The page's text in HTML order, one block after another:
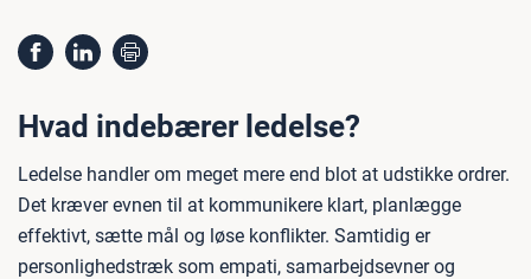
Hvad indebærer ledelse?
Ledelse handler om meget mere end blot at udstikke ordrer.
Det kræver evnen til at kommunikere klart, planlægge
effektivt, sætte mål og løse konflikter. Samtidig er
personlighedstræk som empati, samarbejdsevner og